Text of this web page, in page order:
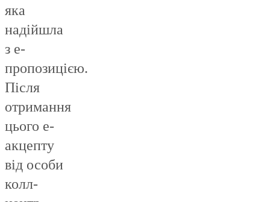
яка
надійшла
з е-
пропозицією.
Після
отримання
цього е-
акцепту
від особи
колл-